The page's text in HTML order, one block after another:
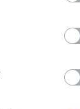
la